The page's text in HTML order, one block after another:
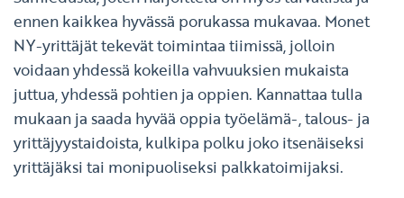
ennen kaikkea hyvässä porukassa mukavaa. Monet
NY-yrittäjät tekevät toimintaa tiimissä, jolloin
voidaan yhdessä kokeilla vahvuuksien mukaista
juttua, yhdessä pohtien ja oppien. Kannattaa tulla
mukaan ja saada hyvää oppia työelämä-, talous- ja
yrittäjyystaidoista, kulkipa polku joko itsenäiseksi
yrittäjäksi tai monipuoliseksi palkkatoimijaksi.